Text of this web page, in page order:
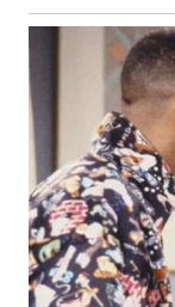
SULSEL
WN
GORONTALO